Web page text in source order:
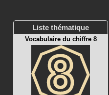
Liste thématique
Vocabulaire du chiffre 8